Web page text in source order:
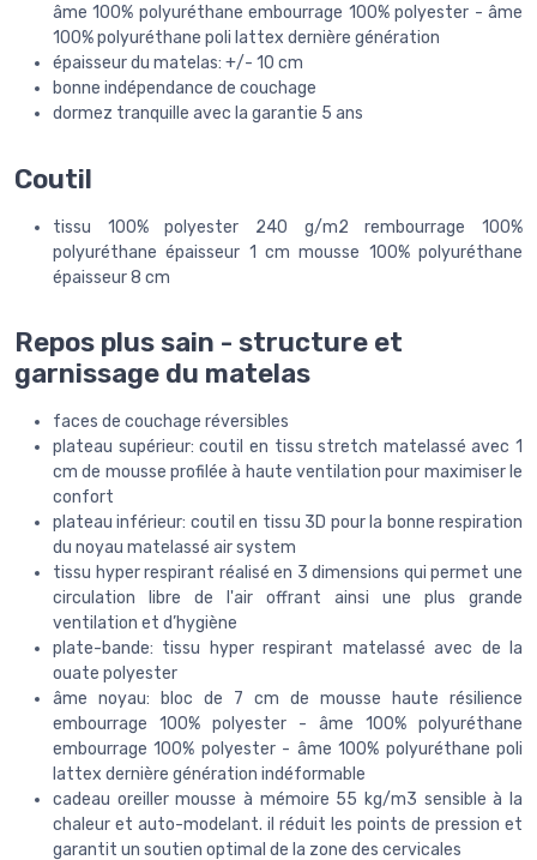
âme 100% polyuréthane embourrage 100% polyester - âme
100% polyuréthane poli lattex dernière génération
épaisseur du matelas: +/- 10 cm
bonne indépendance de couchage
dormez tranquille avec la garantie 5 ans
Coutil
tissu 100% polyester 240 g/m2 rembourrage 100%
polyuréthane épaisseur 1 cm mousse 100% polyuréthane
épaisseur 8 cm
Repos plus sain - structure et
garnissage du matelas
faces de couchage réversibles
plateau supérieur: coutil en tissu stretch matelassé avec 1
cm de mousse profilée à haute ventilation pour maximiser le
confort
plateau inférieur: coutil en tissu 3D pour la bonne respiration
du noyau matelassé air system
tissu hyper respirant réalisé en 3 dimensions qui permet une
circulation libre de l'air offrant ainsi une plus grande
ventilation et d’hygiène
plate-bande: tissu hyper respirant matelassé avec de la
ouate polyester
âme noyau: bloc de 7 cm de mousse haute résilience
embourrage 100% polyester - âme 100% polyuréthane
embourrage 100% polyester - âme 100% polyuréthane poli
lattex dernière génération indéformable
cadeau oreiller mousse à mémoire 55 kg/m3 sensible à la
chaleur et auto-modelant. il réduit les points de pression et
garantit un soutien optimal de la zone des cervicales